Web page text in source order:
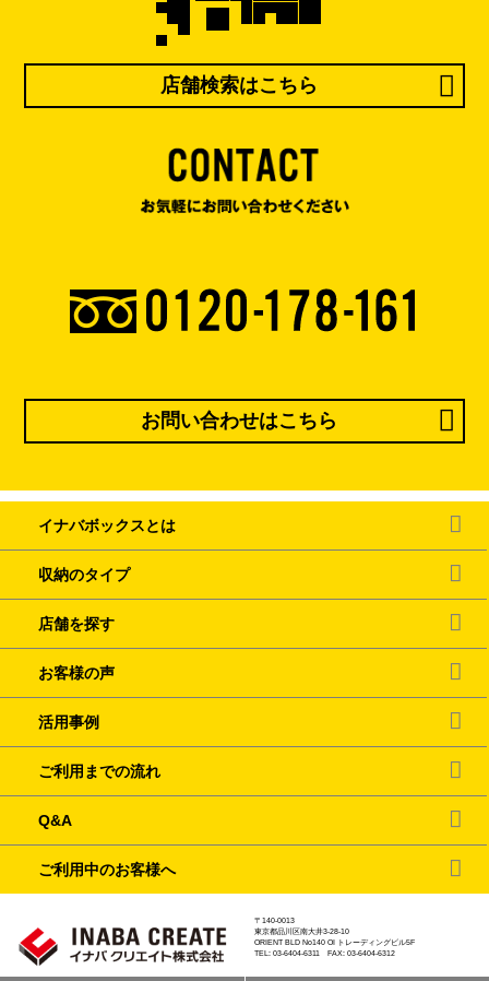
店舗検索はこちら
お問い合わせはこちら
イナバボックスとは
収納のタイプ
店舗を探す
お客様の声
活用事例
ご利用までの流れ
Q&A
ご利用中のお客様へ
〒140-0013
東京都品川区南大井3-28-10
ORIENT BLD No140 OI トレーディングビル5F
TEL: 03-6404-6311 FAX: 03-6404-6312